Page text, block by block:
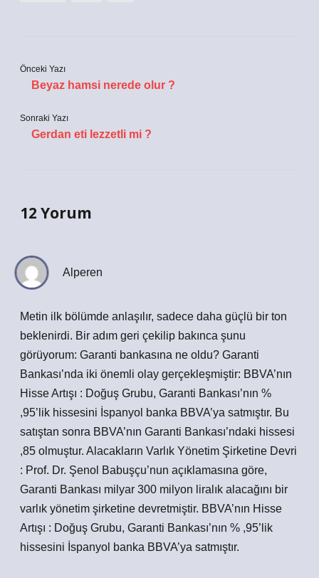
Önceki Yazı
Beyaz hamsi nerede olur ?
Sonraki Yazı
Gerdan eti lezzetli mi ?
12 Yorum
Alperen
Metin ilk bölümde anlaşılır, sadece daha güçlü bir ton
beklenirdi. Bir adım geri çekilip bakınca şunu
görüyorum: Garanti bankasına ne oldu? Garanti
Bankası’nda iki önemli olay gerçekleşmiştir: BBVA’nın
Hisse Artışı : Doğuş Grubu, Garanti Bankası’nın %
,95’lik hissesini İspanyol banka BBVA’ya satmıştır. Bu
satıştan sonra BBVA’nın Garanti Bankası’ndaki hissesi
,85 olmuştur. Alacakların Varlık Yönetim Şirketine Devri
: Prof. Dr. Şenol Babuşçu’nun açıklamasına göre,
Garanti Bankası milyar 300 milyon liralık alacağını bir
varlık yönetim şirketine devretmiştir. BBVA’nın Hisse
Artışı : Doğuş Grubu, Garanti Bankası’nın % ,95’lik
hissesini İspanyol banka BBVA’ya satmıştır.